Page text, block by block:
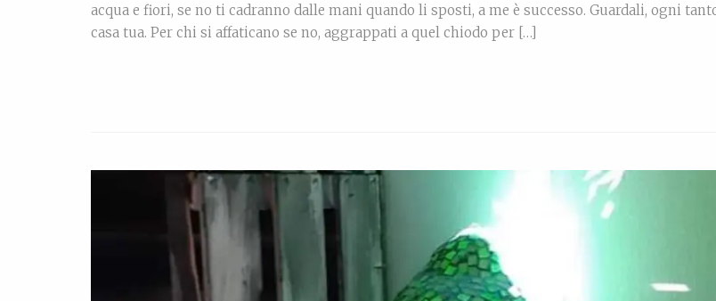
acqua e fiori, se no ti cadranno dalle mani quando li sposti, a me è successo. Guardali, ogni
casa tua. Per chi si affaticano se no, aggrappati a quel chiodo per […]